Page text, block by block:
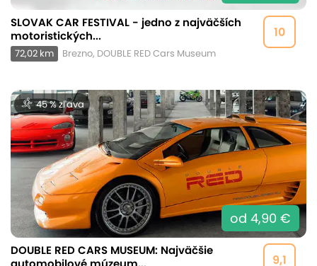
10
SLOVAK CAR FESTIVAL - jedno z najväčších
motoristických...
72,02 km Brezno, DOUBLE RED Cars Museum
45 % zľava
od 4,90 €
9,1
DOUBLE RED CARS MUSEUM: Najväčšie